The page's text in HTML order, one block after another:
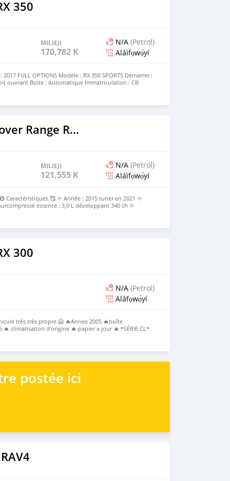
👉 https://www.huiduauto.com/ Discutez avec nous sur
Achetez votre voiture auprès de nous dès aujourd'hui !
350
MILIEJI
170,782 KM
N/A (Petrol)
Aláìfọwọ́yí
2017 FULL OPTIONS Modèle : RX 350 SPORTS Démarrer :
ouvrant Boite : Automatique Immatriculation : CB
Caméra de recul Moteur 6 cylindres Boîte automatique
: 14.000.000 FCFA
2017 Land Rover Range Rover Sport
MILIEJI
121,555 KM
N/A (Petrol)
Aláìfọwọ́yí
Caractéristiques 🥰 ♾️ Année : 2015 tuner en 2021 ♾️
essence : 3,0 L développant 340 ch ♾️
à huit rapports 4x4 (Transmission intégrale) ♾️ Gente en
d’origine ♾️ Climatisation hivernale et bizone ♾️
terrain reconnues avec le système Terrain Response
300
N/A (Petrol)
Aláfọwọ́yí
très très propre 🥶 🔥Annee 2005 🔥boîte
climatisation d'origine 🔥 papier a jour 🔥 *SÉRIE CL*
0162000706 *Fastcar auto Bénin*
postée ici